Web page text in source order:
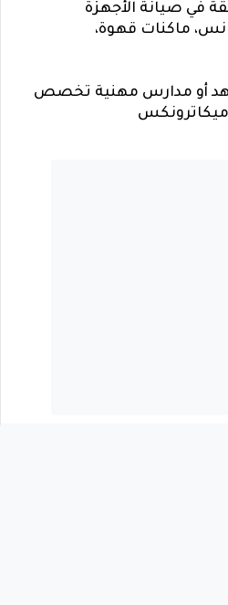
في صيانة الأجهزة
ماكنات قهوة،
أو مدارس مهنية تخصص
ميكاترونكس